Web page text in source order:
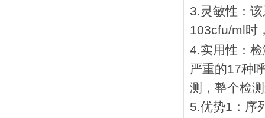
3.灵敏性：
103cfu/ml时
4.实用性：
严重的17种
测，整个检
5.优势1：序